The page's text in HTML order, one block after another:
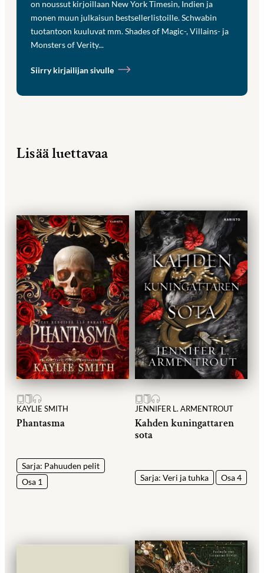
on noussut kirjoillaan New York Timesin, Indien ja
monen muun julkaisun bestsellerlistoille. Schwabin
tuotantoon kuuluvat mm. Shades of Magic-, Villains- ja
Monsters of Verity...
Siirry kirjailijan sivulle
Lisää luettavaa
KAYLIE SMITH
Phantasma
Sarja: Pahuuden pelit
Osa 1
JENNIFER L. ARMENTROUT
Kahden kuningattaren
sota
Sarja: Veri ja tuhka Osa 4